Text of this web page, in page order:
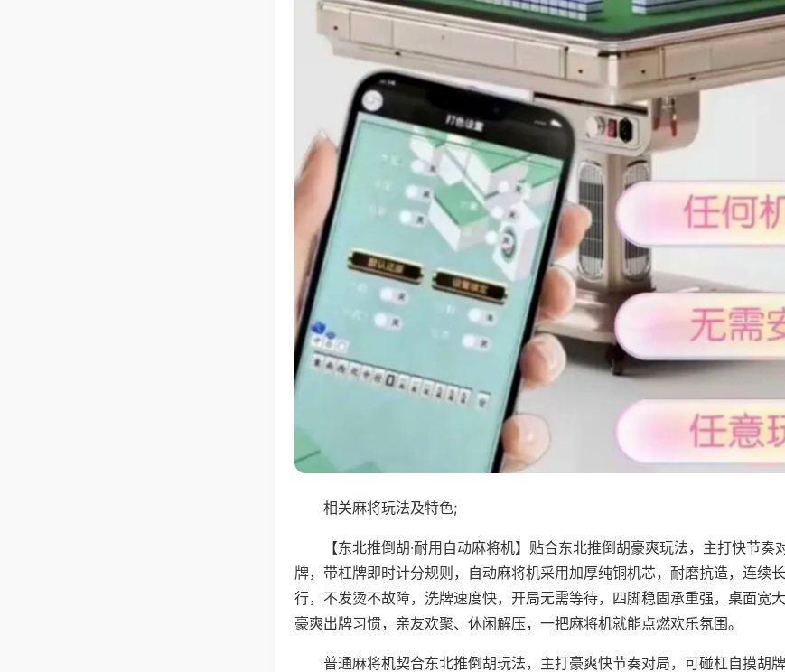
相关麻将玩法及特色;
【东北推倒胡·耐用自动麻将机】贴合东北推倒胡豪爽玩法，主打快节奏
牌，带杠牌即时计分规则，自动麻将机采用加厚纯铜机芯，耐磨抗造，连续
行，不发烫不故障，洗牌速度快，开局无需等待，四脚稳固承重强，桌面宽
豪爽出牌习惯，亲友欢聚、休闲解压，一把麻将机就能点燃欢乐氛围。
普通麻将机契合东北推倒胡玩法，主打豪爽快节奏对局，可碰杠自摸胡